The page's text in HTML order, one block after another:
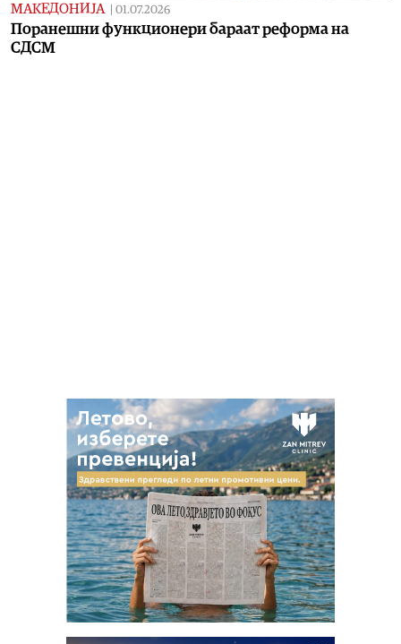
МАКЕДОНИЈА | 01.07.2026
Поранешни функционери бараат реформа на
СДСМ